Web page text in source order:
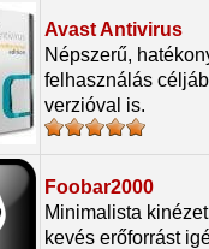
Avast Antivirus
Népszerű,
felhasználás
verzióval is.
Foobar2000
Minimalista
kevés erőforrást